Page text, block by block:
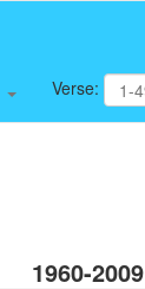
Verse:
1960-2009